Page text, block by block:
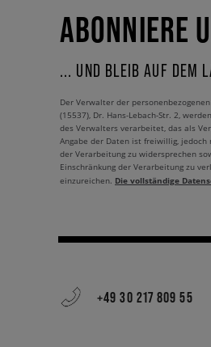
ABONNIERE
... UND BLEIB AUF DEM
Der Verwalter der
(15537), Dr. Hans-Lebach-Str. 2,
des Verwalters verarbeitet, das als
Angabe der Daten ist freiwillig,
der Verarbeitung zu widersprechen
Einschränkung der Verarbeitung zu
einzureichen. Die vollständige
+49 30 217 809 55